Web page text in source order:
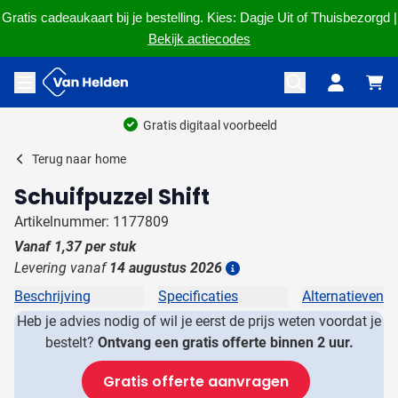
Gratis cadeaukaart bij je bestelling. Kies: Dagje Uit of Thuisbezorgd |
Bekijk actiecodes
Ga naar de inhoud
Menu openen
Gratis digitaal voorbeeld
Terug naar home
Schuifpuzzel Shift
Artikelnummer: 1177809
Vanaf 1,37per stuk
Levering vanaf 14 augustus 2026
Beschrijving Specificaties
Alternatieven
Heb je advies nodig of wil je eerst de prijs weten voordat je
bestelt? Ontvang een gratis offerte binnen 2 uur.
Gratis offerte aanvragen